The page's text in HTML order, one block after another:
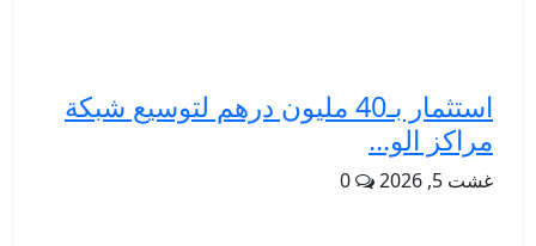
استثمار بـ40 مليون درهم لتوسيع شبكة
مراكز الو...
غشت 5, 2026 0